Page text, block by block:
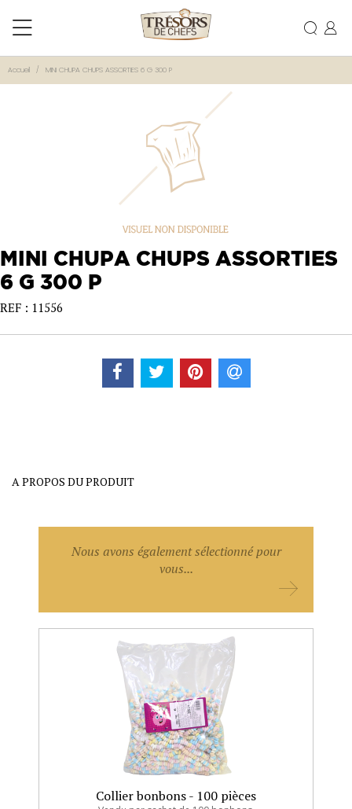
Accueil MINI CHUPA CHUPS ASSORTIES 6 G 300 P
MINI CHUPA CHUPS ASSORTIES
6 G 300 P
REF : 11556
A PROPOS DU PRODUIT
Nous avons également sélectionné pour
vous...
Collier bonbons - 100 pièces